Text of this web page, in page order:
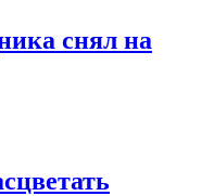
снял на